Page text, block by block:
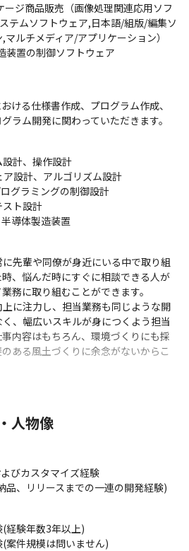
ジ商品販売（画像処理関連応用ソフ
テムソフトウェア,日本語/組版/編集ソ
ルチメディア/アプリケーション）
置の制御ソフトウェア
ける仕様書作成、プログラム作成、
ラム開発に関わっていただきます。
設計、操作設計
ア設計、アルゴリズム設計
グラミングの制御設計
スト設計
半導体製造装置
先輩や同僚が身近にいる中で取り組
、悩んだ時にすぐに相談できる人が
務に取り組むことができます。
に注力し、担当業務も同じような開
、幅広いスキルが身につくよう担当
内容はもちろん、環境づくりにも採
ある風土づくりに余念がないからこ
人物像
びカスタマイズ経験
、リリースまでの一連の開発経験)
経験年数3年以上)
件規模は問いません)